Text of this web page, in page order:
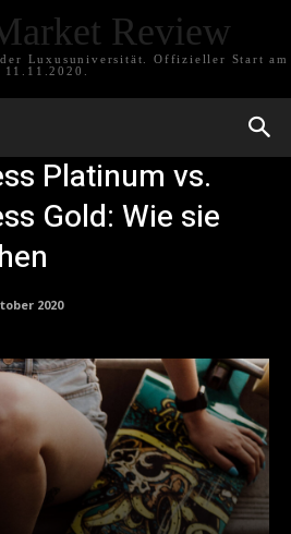
Review
der Luxusuniversität. Offizieller Start am
11.11.2020.
Platinum vs.
Gold: Wie sie
2020